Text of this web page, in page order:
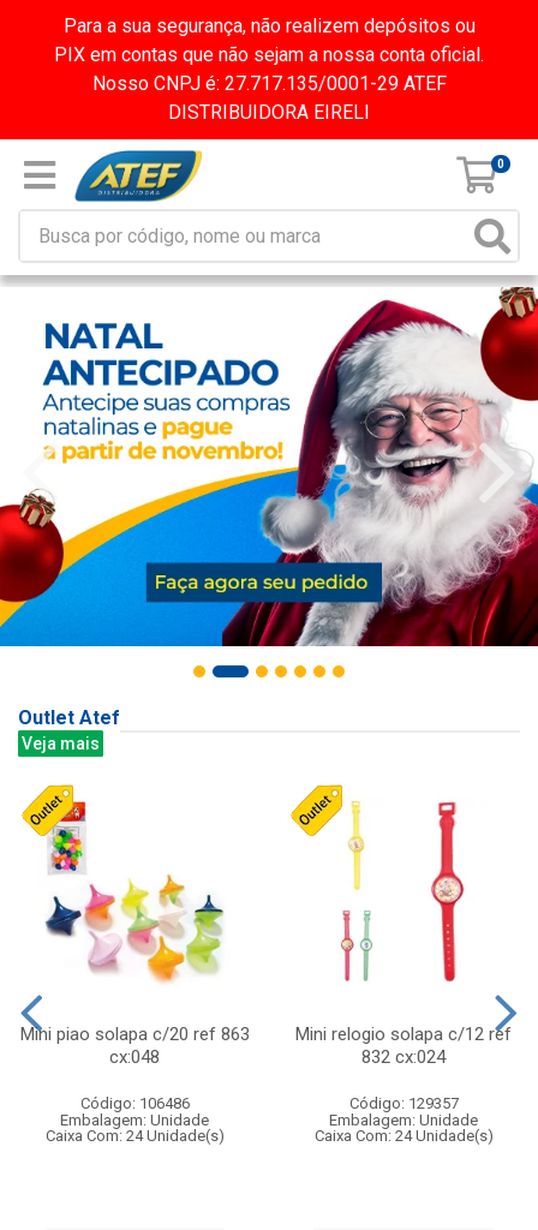
Para a sua segurança, não realizem depósitos ou
PIX em contas que não sejam a nossa conta oficial.
Nosso CNPJ é: 27.717.135/0001-29 ATEF
DISTRIBUIDORA EIRELI
0
Outlet Atef
Veja mais
Mini piao solapa c/20 ref 863
cx:048
Código: 106486
Embalagem: Unidade
Caixa Com: 24 Unidade(s)
Mini relogio solapa c/12 ref
832 cx:024
Código: 129357
Embalagem: Unidade
Caixa Com: 24 Unidade(s)